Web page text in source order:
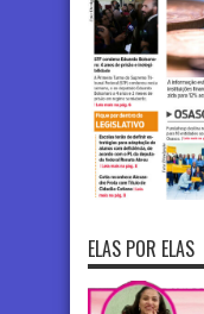
ELAS POR ELAS